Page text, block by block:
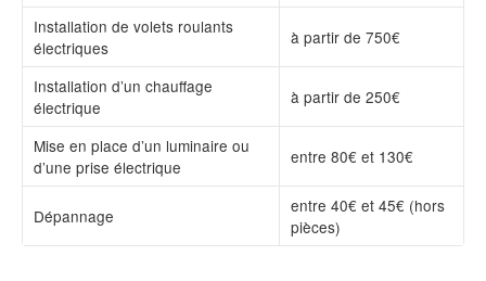
Installation de volets roulants
électriques
à partir de 750€
Installation d’un chauffage
électrique
à partir de 250€
Mise en place d’un luminaire ou
d’une prise électrique
entre 80€ et 130€
Dépannage
entre 40€ et 45€ (hors
pièces)